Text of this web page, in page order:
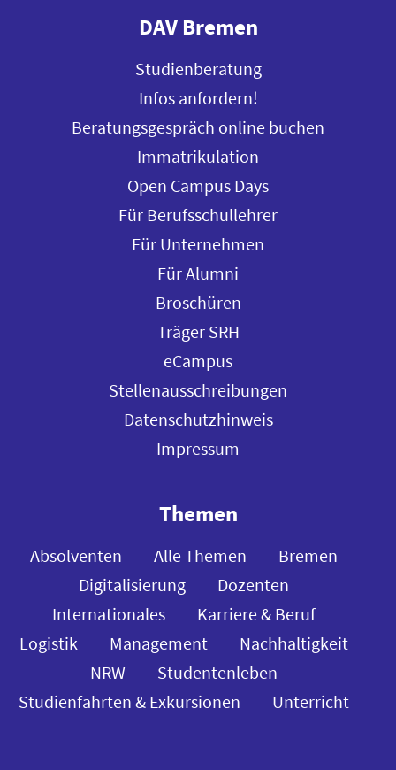
DAV Bremen
Studienberatung
Infos anfordern!
Beratungsgespräch online buchen
Immatrikulation
Open Campus Days
Für Berufsschullehrer
Für Unternehmen
Für Alumni
Broschüren
Träger SRH
eCampus
Stellenausschreibungen
Datenschutzhinweis
Impressum
Themen
Absolventen Alle Themen
Bremen
Digitalisierung
Dozenten
Internationales
Karriere & Beruf
Logistik
Management
Nachhaltigkeit
NRW
Studentenleben
Studienfahrten & Exkursionen
Unterricht